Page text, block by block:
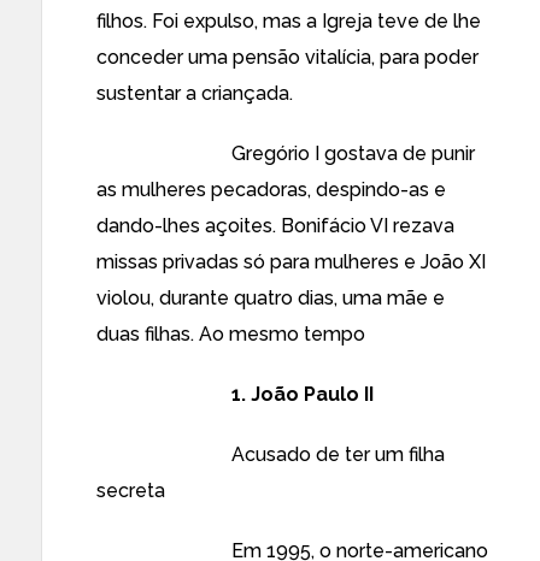
filhos. Foi expulso, mas a Igreja teve de lhe
conceder uma pensão vitalícia, para poder
sustentar a criançada.
Gregório I gostava de punir
as mulheres pecadoras, despindo-as e
dando-lhes açoites. Bonifácio VI rezava
missas privadas só para mulheres e João XI
violou, durante quatro dias, uma mãe e
duas filhas. Ao mesmo tempo
1. João Paulo II
Acusado de ter um filha
secreta
Em 1995, o norte-americano